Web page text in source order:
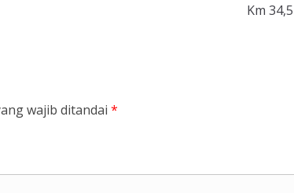
Km 34,5
wajib ditandai *